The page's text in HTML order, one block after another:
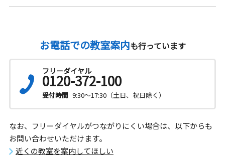
お電話での教室案内も行っています
フリーダイヤル
0120-372-100
受付時間 9:30～17:30（土日、祝日除く）
なお、フリーダイヤルがつながりにくい場合は、以下からも
お問い合わせいただけます。
近くの教室を案内してほしい